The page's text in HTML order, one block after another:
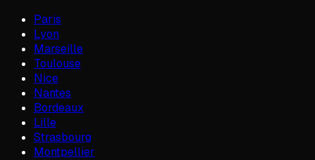
Paris
Lyon
Marseille
Toulouse
Nice
Nantes
Bordeaux
Lille
Strasbourg
Montpellier